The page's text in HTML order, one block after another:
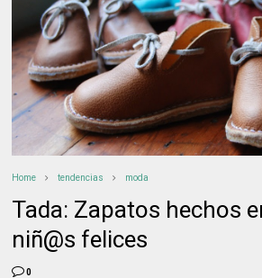
Home tendencias moda
Tada: Zapatos hechos
niñ@s felices
0